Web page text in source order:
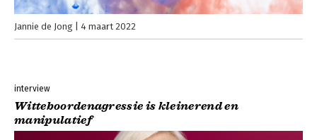
Jannie de Jong 4 maart 2022
interview
Witteboordenagressie is kleinerend en
manipulatief